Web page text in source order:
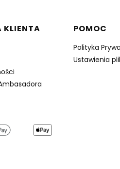
KLIENTA POMOC
Polityka
Ustawienia